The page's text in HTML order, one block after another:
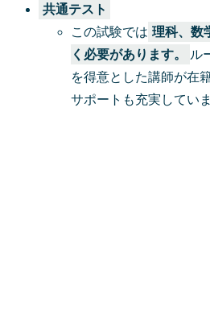
共通テスト
この試験では 理科、数
く必要があります。
ル
を得意とした講師が在
サポートも充実していま